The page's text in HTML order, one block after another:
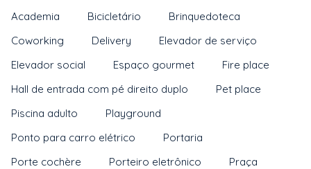
Academia Bicicletário
Brinquedoteca
Coworking
Delivery
Elevador de serviço
Elevador social
Espaço gourmet
Fire place
Hall de entrada com pé direito duplo
Pet place
Piscina adulto
Playground
Ponto para carro elétrico
Portaria
Porte cochère
Porteiro eletrônico
Praça